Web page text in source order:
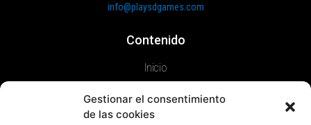
Gestionar el consentimiento
de las cookies
info@playsdgames.com
Contenido
Inicio
Sobre Nosotros